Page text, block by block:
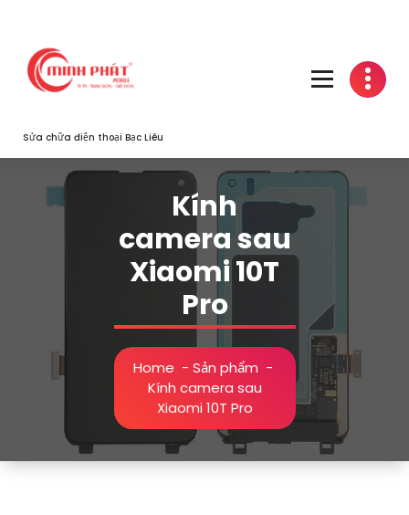
content
Sửa chữa điện thoại Bạc Liêu
Kính
camera sau
Xiaomi 10T
Pro
Home - Sản phẩm -
Kính camera sau
Xiaomi 10T Pro